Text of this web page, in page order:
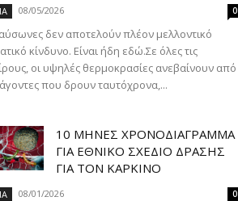
08/05/2026 0
δεν αποτελούν πλέον μελλοντικό
κίνδυνο. Είναι ήδη εδώ.Σε όλες τις
οι υψηλές θερμοκρασίες ανεβαίνουν από
που δρουν ταυτόχρονα,...
10 ΜΉΝΕΣ ΧΡΟΝΟΔΙΆΓΡΑΜΜΑ
ΓΙΑ ΕΘΝΙΚΌ ΣΧΈΔΙΟ ΔΡΆΣΗΣ
ΓΙΑ ΤΟΝ ΚΑΡΚΊΝΟ
08/01/2026 0